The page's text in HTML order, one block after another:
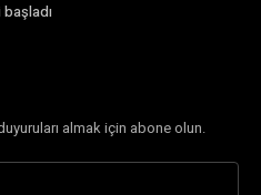
almak için abone olun.